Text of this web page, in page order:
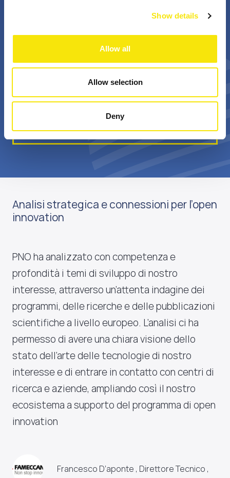
Show details
Allow all
Allow selection
Deny
+
professionisti
Bn €
valore annuale della
sovvenzione realizzata
Scopri di più su di noi
Analisi strategica e connessioni per l’open
innovation
PNO ha analizzato con competenza e
profondità i temi di sviluppo di nostro
interesse, attraverso un’attenta indagine dei
programmi, delle ricerche e delle pubblicazioni
scientifiche a livello europeo. L’analisi ci ha
permesso di avere una chiara visione dello
stato dell’arte delle tecnologie di nostro
interesse e di entrare in contatto con centri di
ricerca e aziende, ampliando così il nostro
ecosistema a supporto del programma di open
innovation
Francesco D’aponte , Direttore Tecnico ,